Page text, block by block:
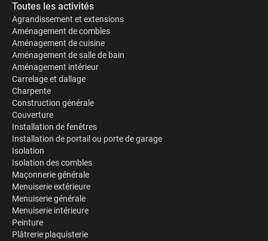
Toutes les activités
Agrandissement et extensions
Aménagement de combles
Aménagement de cuisine
Aménagement de salle de bain
Aménagement intérieur
Carrelage et dallage
Charpente
Construction générale
Couverture
Installation de fenêtres
Installation de portail ou porte de garage
Isolation
Isolation des combles
Maçonnerie générale
Menuiserie extérieure
Menuiserie générale
Menuiserie intérieure
Peinture
Plâtrerie plaquisterie